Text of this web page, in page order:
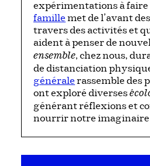
expérimentations à faire
famille met de l’avant
travers des activités et
aident à penser de
ensemble, chez nous,
de distanciation
générale rassemble des
ont exploré diverses
générant réflexions et
nourrir notre imaginaire